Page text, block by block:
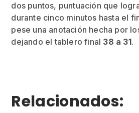
dos puntos, puntuación que
durante cinco minutos hasta el
pese una anotación hecha por
dejando el tablero final 38 a 31.
Relacionados: